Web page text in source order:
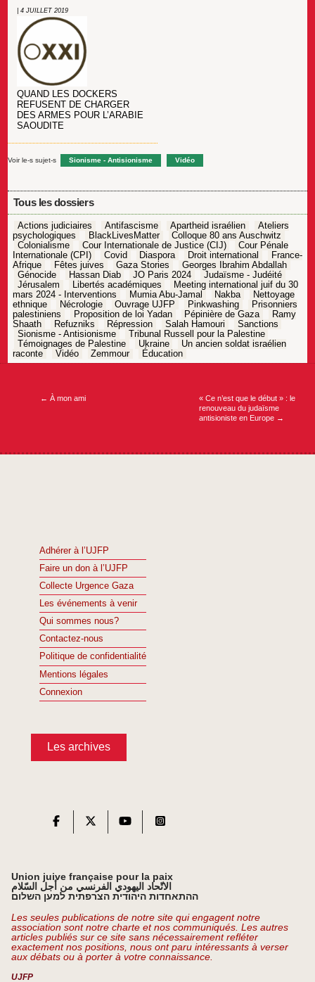
| 4 JUILLET 2019
QUAND LES DOCKERS
REFUSENT DE CHARGER
DES ARMES POUR L’ARABIE
SAOUDITE
Voir le-s sujet-s Sionisme - Antisionisme Vidéo
Tous les dossiers
Actions judiciaires Antifascisme Apartheid israélien
Ateliers
psychologiques
BlackLivesMatter
Colloque 80 ans Auschwitz
Colonialisme
Cour Internationale de Justice (CIJ)
Cour Pénale
Internationale (CPI)
Covid Diaspora Droit international
France-
Afrique
Fêtes juives Gaza Stories
Georges Ibrahim Abdallah
Génocide
Hassan Diab JO Paris 2024
Judaïsme - Judéité
Jérusalem
Libertés académiques
Meeting international juif du 30
mars 2024 - Interventions
Mumia Abu-Jamal Nakba
Nettoyage
ethnique
Nécrologie Ouvrage UJFP Pinkwashing
Prisonniers
palestiniens
Proposition de loi Yadan Pépinière de Gaza
Ramy
Shaath
Refuzniks Répression Salah Hamouri
Sanctions
Sionisme - Antisionisme
Tribunal Russell pour la Palestine
Témoignages de Palestine
Ukraine
Un ancien soldat israélien
raconte
Vidéo Zemmour Éducation
Navigation
← À mon ami
« Ce n’est que le début » : le
renouveau du judaïsme
antisioniste en Europe →
Adhérer à l’UJFP
Faire un don à l’UJFP
Collecte Urgence Gaza
Les événements à venir
Qui sommes nous?
Contactez-nous
Politique de confidentialité
Mentions légales
Connexion
Les archives
Union juive française pour la paix
الاتّحاد اليهودي الفرنسي من أجل السّلام
ההתאחדות היהודית הצרפתית למען השלום
Les seules publications de notre site qui engagent notre
association sont notre charte et nos communiqués. Les autres
articles publiés sur ce site sans nécessairement refléter
exactement nos positions, nous ont paru intéressants à verser
aux débats ou à porter à votre connaissance.
UJFP